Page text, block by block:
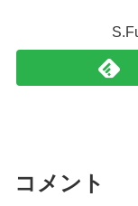
コメント